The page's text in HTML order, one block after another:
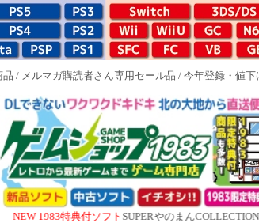
品 / メルマガ購読者さん専用セール品 / 今年登録・値下
特典付ソフトSUPERやのまんCOLLECTION 学校で